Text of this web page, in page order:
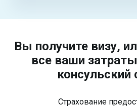
Вы получите визу,
все ваши
консульский
Страхование